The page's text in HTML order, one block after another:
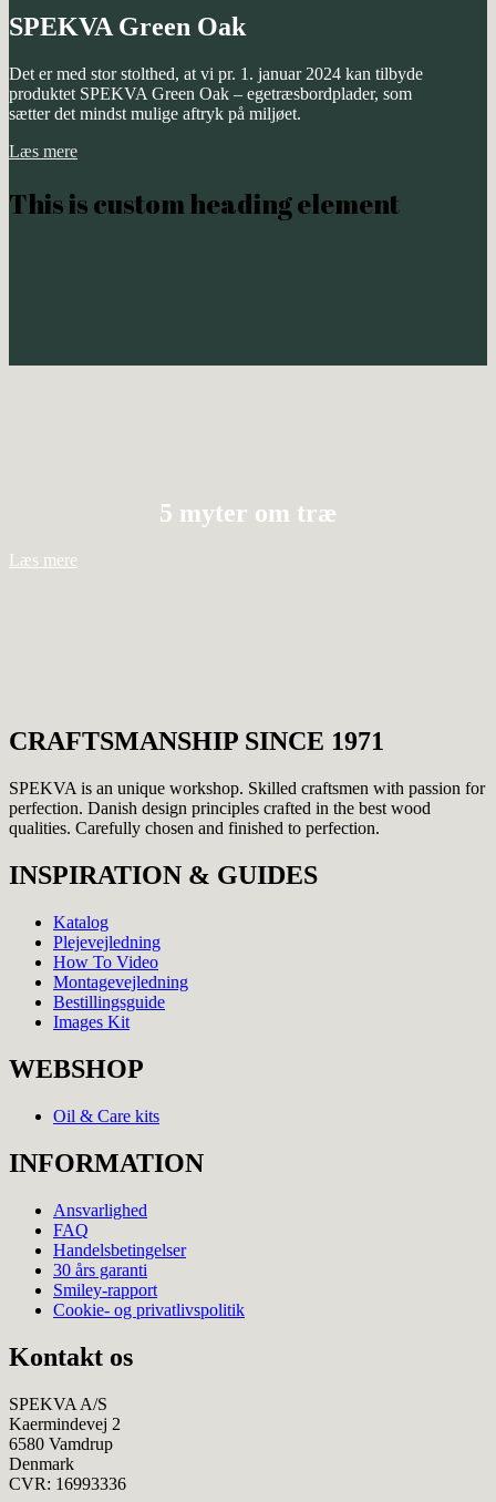
SPEKVA Green Oak
Det er med stor stolthed, at vi pr. 1. januar 2024 kan tilbyde
produktet SPEKVA Green Oak – egetræsbordplader, som
sætter det mindst mulige aftryk på miljøet.
Læs mere
This is custom heading element
5 myter om træ
Læs mere
CRAFTSMANSHIP SINCE 1971
SPEKVA is an unique workshop. Skilled craftsmen with passion for
perfection. Danish design principles crafted in the best wood
qualities. Carefully chosen and finished to perfection.
INSPIRATION & GUIDES
Katalog
Plejevejledning
How To Video
Montagevejledning
Bestillingsguide
Images Kit
WEBSHOP
Oil & Care kits
INFORMATION
Ansvarlighed
FAQ
Handelsbetingelser
30 års garanti
Smiley-rapport
Cookie- og privatlivspolitik
Kontakt os
SPEKVA A/S
Kaermindevej 2
6580 Vamdrup
Denmark
CVR: 16993336